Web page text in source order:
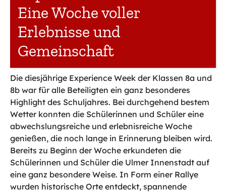
Eine Woche voller
Erlebnisse und
Gemeinschaft
Die diesjährige Experience Week der Klassen 8a und
8b war für alle Beteiligten ein ganz besonderes
Highlight des Schuljahres. Bei durchgehend bestem
Wetter konnten die Schülerinnen und Schüler eine
abwechslungsreiche und erlebnisreiche Woche
genießen, die noch lange in Erinnerung bleiben wird.
Bereits zu Beginn der Woche erkundeten die
Schülerinnen und Schüler die Ulmer Innenstadt auf
eine ganz besondere Weise. In Form einer Rallye
wurden historische Orte entdeckt, spannende